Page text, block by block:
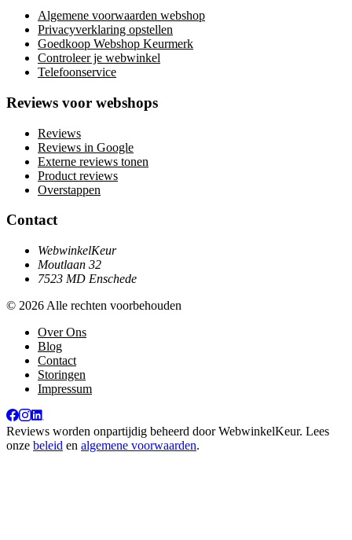
Algemene voorwaarden webshop
Privacyverklaring opstellen
Goedkoop Webshop Keurmerk
Controleer je webwinkel
Telefoonservice
Reviews voor webshops
Reviews
Reviews in Google
Externe reviews tonen
Product reviews
Overstappen
Contact
WebwinkelKeur
Moutlaan 32
7523 MD Enschede
© 2026 Alle rechten voorbehouden
Over Ons
Blog
Contact
Storingen
Impressum
Reviews worden onpartijdig beheerd doorWebwinkelKeur. Lees
onze beleid en algemene voorwaarden.